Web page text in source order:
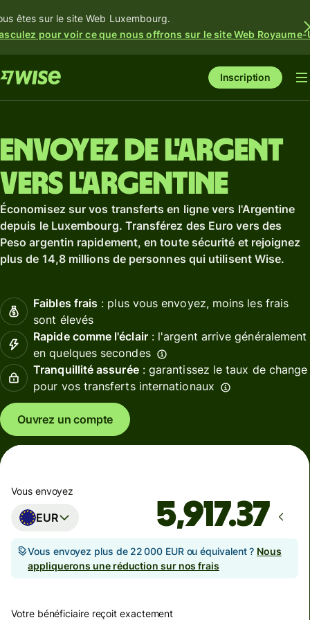
êtes sur le site Web Luxembourg.
pour voir ce que nous offrons sur le site Web Royaume-
Inscription
Envoyez de l'argent
vers l'Argentine
Économisez sur vos transferts en ligne vers l'Argentine
depuis le Luxembourg. Transférez des Euro vers des
Peso argentin rapidement, en toute sécurité et rejoignez
plus de 14,8 millions de personnes qui utilisent Wise.
Faibles frais : plus vous envoyez, moins les frais
sont élevés
Rapide comme l'éclair: l'argent arrive généralement
en quelques secondes
Tranquillité assurée: garantissez le taux de change
pour vos transferts internationaux
Ouvrez un compte
Vous envoyez
EUR
Vous envoyez plus de 22 000 EUR ou équivalent ? Nous
appliquerons une réduction sur nos frais
Votre bénéficiaire reçoit exactement